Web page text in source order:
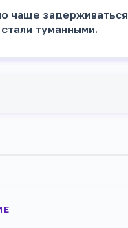
чаще задерживаться,
туманными.